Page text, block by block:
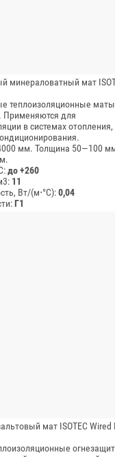
минераловатный мат
теплоизоляционные
Применяются для
в системах отопления,
мм. Толщина 50—100
до +260
11
Вт/(м⋅°С):0,04
Г1
мат ISOTEC Wired